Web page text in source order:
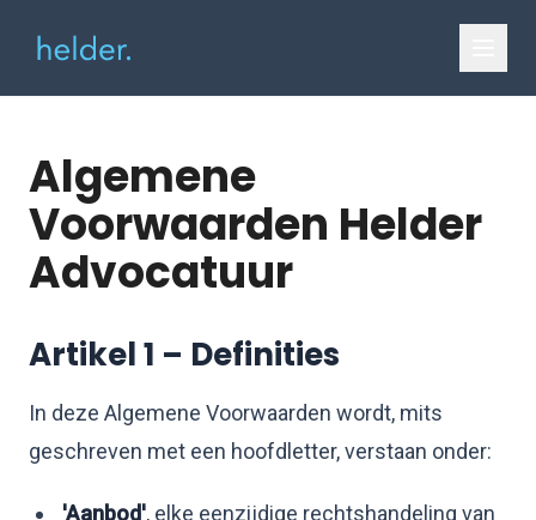
Algemene
Voorwaarden Helder
Advocatuur
Artikel 1 – Definities
In deze Algemene Voorwaarden wordt, mits
geschreven met een hoofdletter, verstaan onder:
'Aanbod', elke eenzijdige rechtshandeling van